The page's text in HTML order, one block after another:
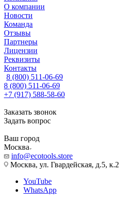
О компании
Новости
Команда
Отзывы
Партнеры
Лицензии
Реквизиты
Контакты
8 (800) 511-06-69
8 (800) 511-06-69
+7 (917) 588-58-60
Заказать звонок
Задать вопрос
Ваш город
Москва
info@ecotools.store
Москва, ул. Гвардейская, д.5, к.2
YouTube
WhatsApp